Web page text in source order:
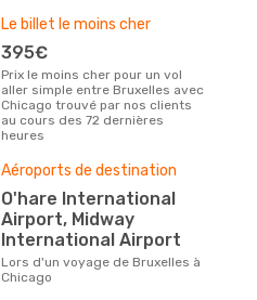
Le billet le moins cher
395€
Prix le moins cher pour un vol
aller simple entre Bruxelles avec
Chicago trouvé par nos clients
au cours des 72 dernières
heures
Aéroports de destination
O'hare International
Airport, Midway
International Airport
Lors d'un voyage de Bruxelles à
Chicago